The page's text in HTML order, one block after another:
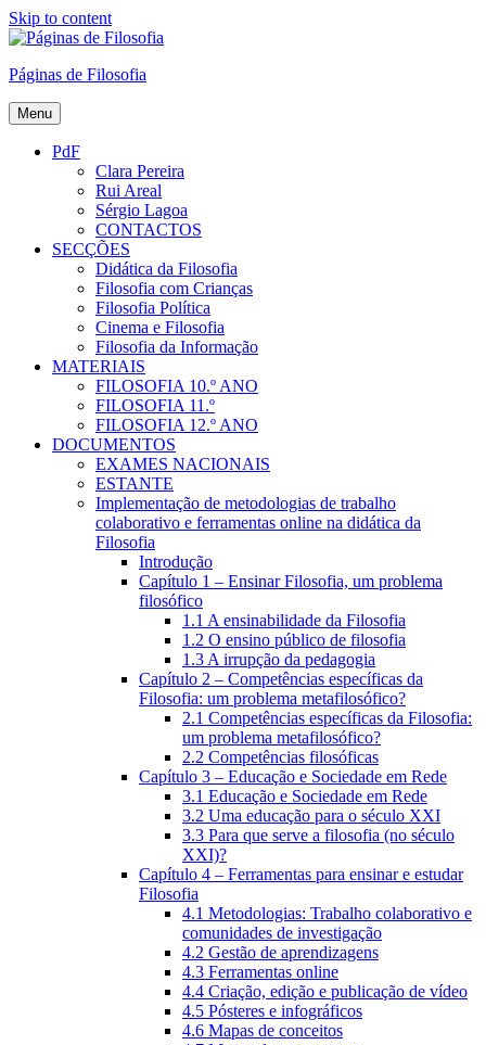
Skip to content
Páginas de Filosofia
Menu
PdF
Clara Pereira
Rui Areal
Sérgio Lagoa
CONTACTOS
SECÇÕES
Didática da Filosofia
Filosofia com Crianças
Filosofia Política
Cinema e Filosofia
Filosofia da Informação
MATERIAIS
FILOSOFIA 10.º ANO
FILOSOFIA 11.º
FILOSOFIA 12.º ANO
DOCUMENTOS
EXAMES NACIONAIS
ESTANTE
Implementação de metodologias de trabalho
colaborativo e ferramentas online na didática da
Filosofia
Introdução
Capítulo 1 – Ensinar Filosofia, um problema
filosófico
1.1 A ensinabilidade da Filosofia
1.2 O ensino público de filosofia
1.3 A irrupção da pedagogia
Capítulo 2 – Competências específicas da
Filosofia: um problema metafilosófico?
2.1 Competências específicas da Filosofia:
um problema metafilosófico?
2.2 Competências filosóficas
Capítulo 3 – Educação e Sociedade em Rede
3.1 Educação e Sociedade em Rede
3.2 Uma educação para o século XXI
3.3 Para que serve a filosofia (no século
XXI)?
Capítulo 4 – Ferramentas para ensinar e estudar
Filosofia
4.1 Metodologias: Trabalho colaborativo e
comunidades de investigação
4.2 Gestão de aprendizagens
4.3 Ferramentas online
4.4 Criação, edição e publicação de vídeo
4.5 Pósteres e infográficos
4.6 Mapas de conceitos